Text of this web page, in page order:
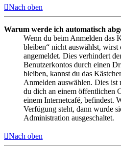
Nach oben
Warum werde ich automatisch
Wenn du beim Anmelden das
bleiben“ nicht auswählst,
angemeldet. Dies verhindert
Benutzerkontos durch einen
bleiben, kannst du das
Anmelden auswählen. Dies
du dich an einem öffentlichen
einem Internetcafé, befindest.
Verfügung steht, dann wurde
Administration ausgeschaltet.
Nach oben